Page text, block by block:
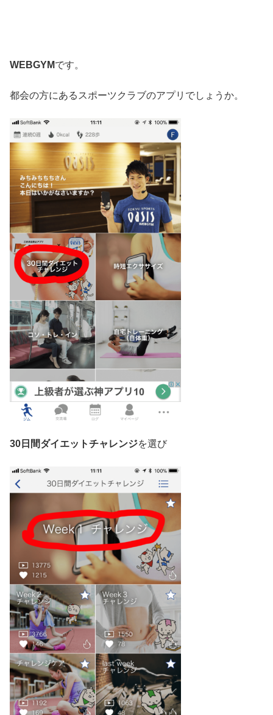
WEBGYMです。
都会の方にあるスポーツクラブのアプリでしょうか。
30日間ダイエットチャレンジを選び